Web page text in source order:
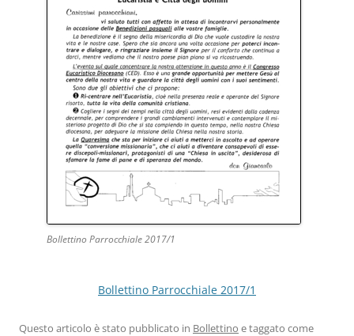
Bollettino Parrocchiale 2017/1
Bollettino Parrocchiale 2017/1
Questo articolo è stato pubblicato in Bollettino e taggato come